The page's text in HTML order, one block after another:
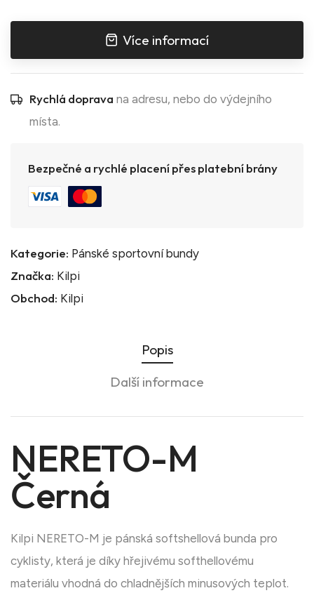
Více informací
Rychlá doprava na adresu, nebo do výdejního
místa.
Bezpečné a rychlé placení přes platební brány
Kategorie: Pánské sportovní bundy
Značka: Kilpi
Obchod: Kilpi
Popis
Další informace
NERETO-M
Černá
Kilpi NERETO-M je pánská softshellová bunda pro
cyklisty, která je díky hřejivému softhellovému
materiálu vhodná do chladnějších minusových teplot.